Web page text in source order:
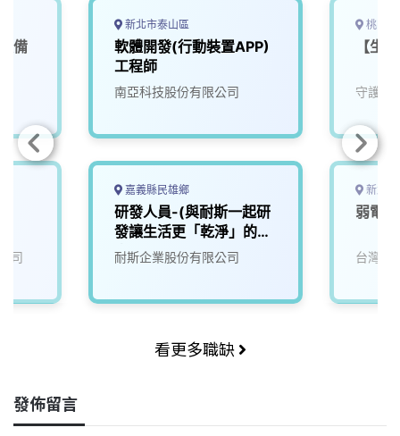
備
司
新北市泰山區
軟體開發(行動裝置APP)
工程師
南亞科技股份有限公司
嘉義縣民雄鄉
研發人員-(與耐斯一起研
發讓生活更「乾淨」的未
來)1
耐斯企業股份有限公司
桃園
【生
守護家
新北
弱電
台灣寶
看更多職缺
發佈留言